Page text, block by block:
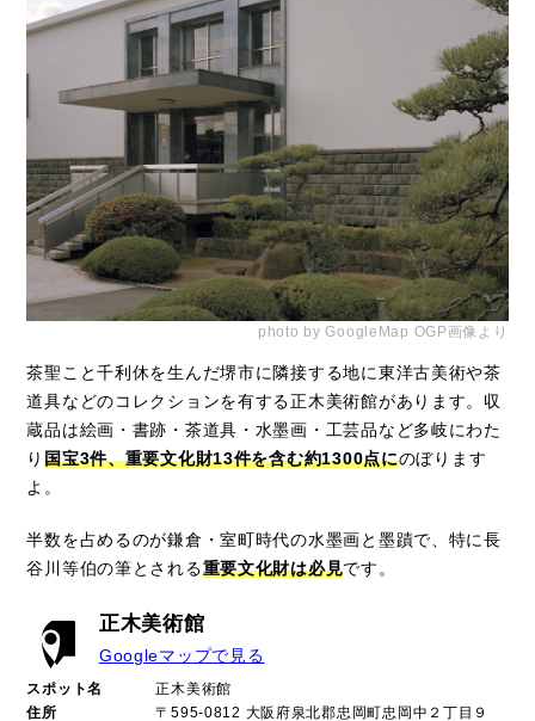
photo by GoogleMap OGP画像より
茶聖こと千利休を生んだ堺市に隣接する地に東洋古美術や茶
道具などのコレクションを有する正木美術館があります。収
蔵品は絵画・書跡・茶道具・水墨画・工芸品など多岐にわた
り国宝3件、重要文化財13件を含む約1300点にのぼります
よ。
半数を占めるのが鎌倉・室町時代の水墨画と墨蹟で、特に長
谷川等伯の筆とされる重要文化財は必見です。
正木美術館
Googleマップで見る
スポット名
正木美術館
住所
〒595-0812 大阪府泉北郡忠岡町忠岡中２丁目９